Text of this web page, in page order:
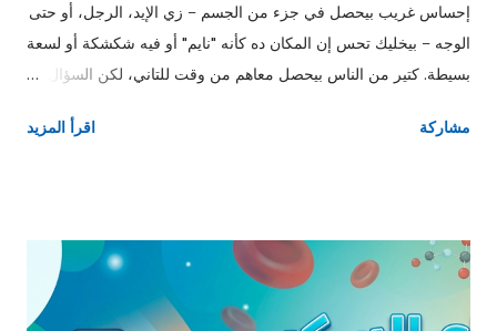
إحساس غريب بيحصل في جزء من الجسم – زي الإيد، الرجل، أو حتى
الوجه – بيخليك تحس إن المكان ده كأنه "نايم" أو فيه شكشكة أو لسعة
بسيطة. كتير من الناس بيحصل معاهم من وقت للتاني، لكن السؤال:
لو التنميل مفاجئ وفي نص الجسم بس. لو معاه ضعف أو صعوبة في
الدموية بتضعف مؤقتًا. 2. نقص فيتامينات (خصوصًا B12): فيتامين B12
مشاركة اقرأ المزيد